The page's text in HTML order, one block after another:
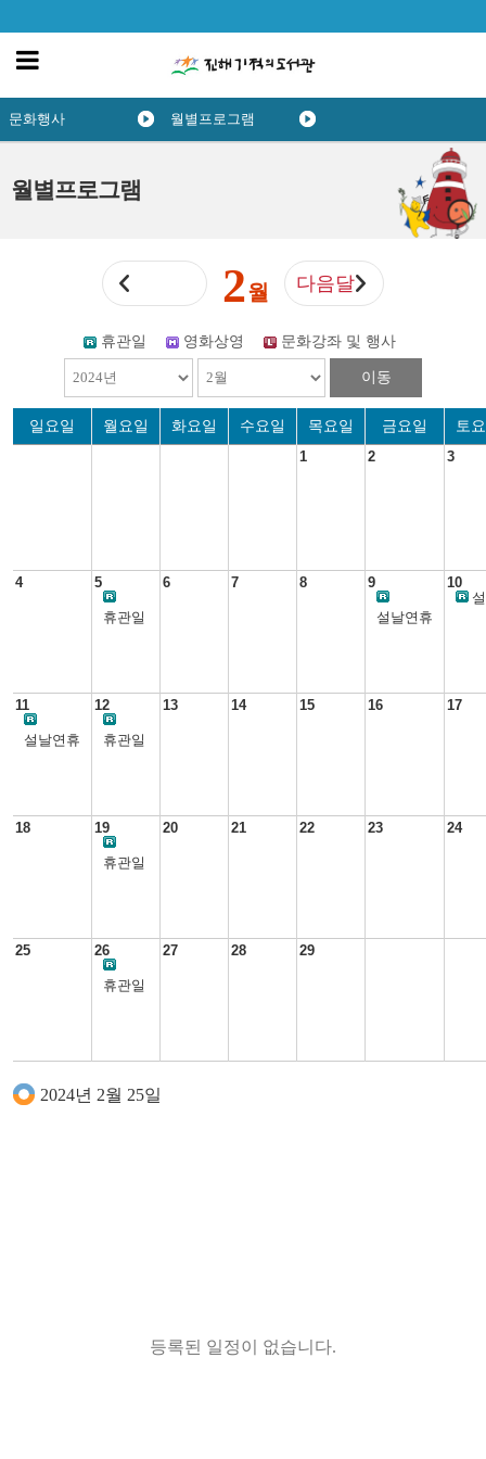
월별프로그램
문화행사 월별프로그램
2월 다음달
휴관일 영화상영 문화강좌 및 행사
이동
일요일 월요일 화요일 수요일 목요일 금요일
토
1
2 3
4 5
휴관일
6 7 8 9
설날연휴
10
11
설날연휴
12
휴관일
13 14 15 16 17
18 19
휴관일
20 21 22 23 24
25 26
휴관일
27 28 29
2024년 2월 25일
등록된 일정이 없습니다.